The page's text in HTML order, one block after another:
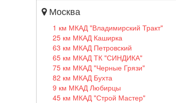
Москва
1 км МКАД "Владимирский Тракт"
25 км МКАД Каширка
63 км МКАД Петровский
65 км МКАД ТК "СИНДИКА"
75 км МКАД "Черные Грязи"
82 км МКАД Бухта
9 км МКАД Любирцы
45 км МКАД "Строй Мастер"